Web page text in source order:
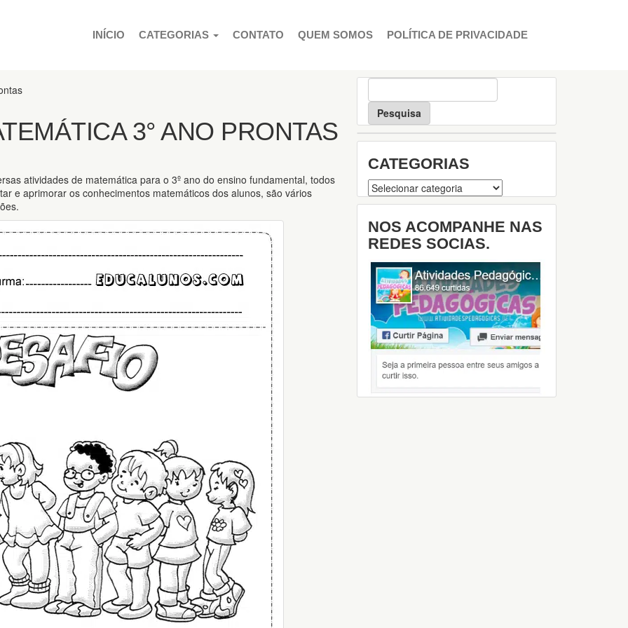
INÍCIO
CATEGORIAS CONTATO QUEM SOMOS POLÍTICA DE PRIVACIDADE
3° ANO PRONTAS
atividades de matemática para o 3º ano do ensino fundamental, todos
e aprimorar os conhecimentos matemáticos dos alunos, são vários
P
e
q
u
s
a
CATEGORIAS
Categorias
NOS ACOMPANHE NAS
REDES SOCIAS.